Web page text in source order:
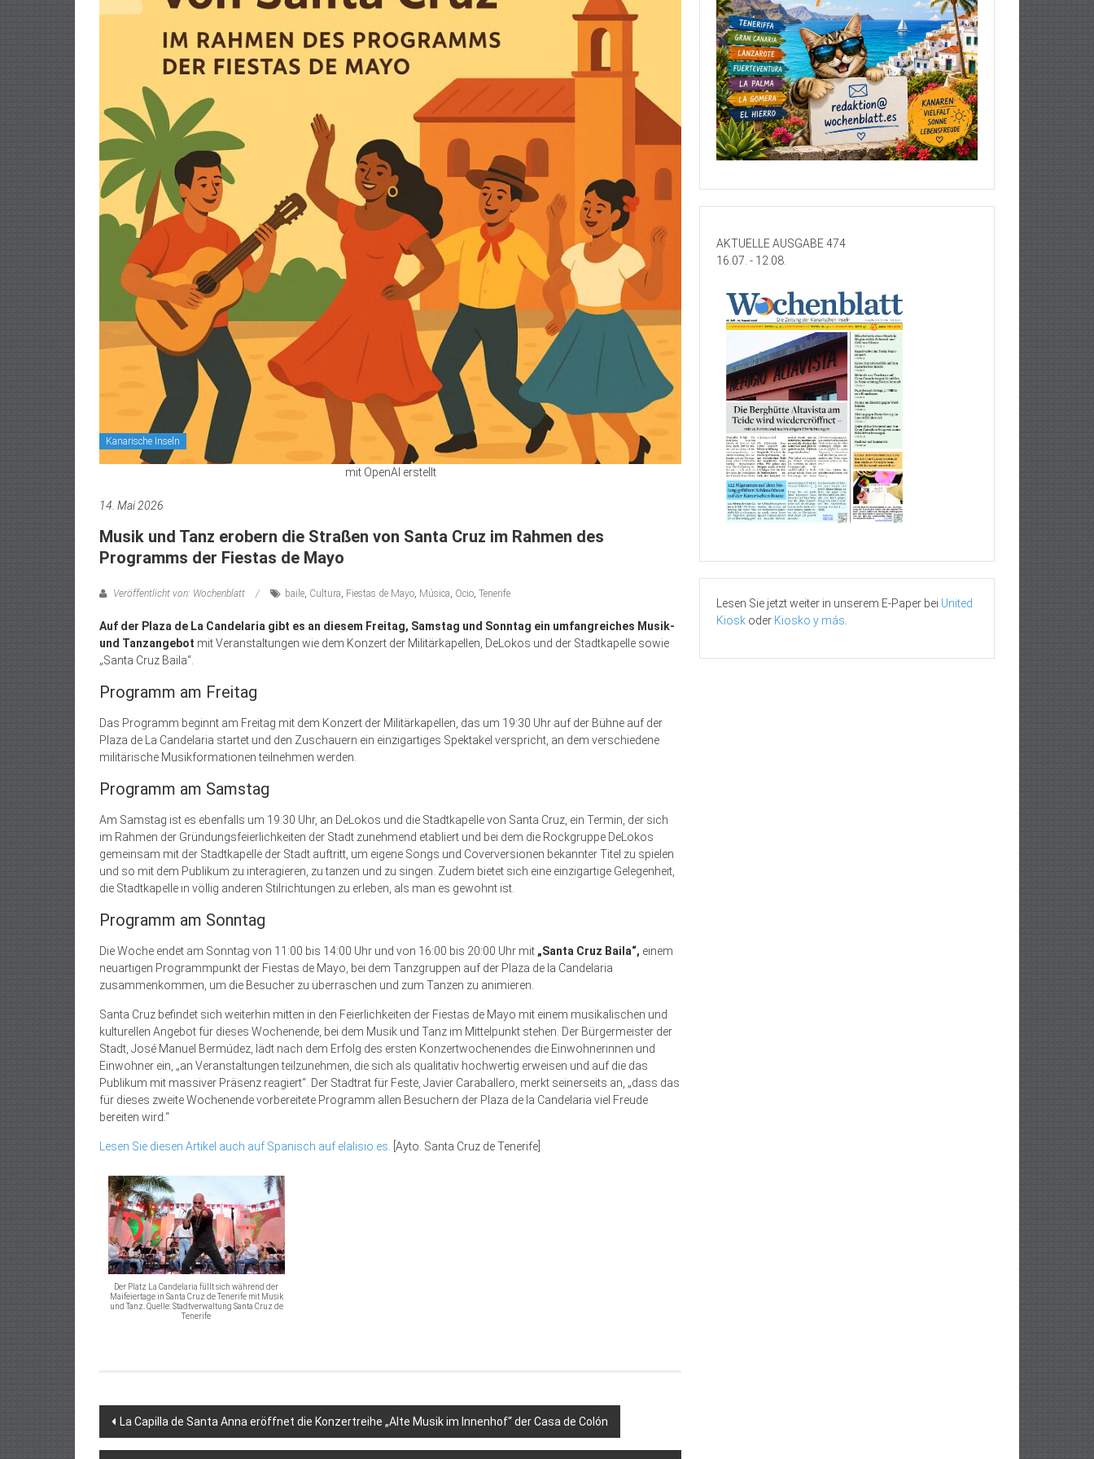
Kanarische Inseln
mit OpenAI erstellt
14. Mai 2026
Musik und Tanz erobern die Straßen von Santa Cruz im Rahmen des
Programms der Fiestas de Mayo
Veröffentlicht von: Wochenblatt baile, Cultura, Fiestas de Mayo, Música, Ocio, Tenerife
Auf der Plaza de La Candelaria gibt es an diesem Freitag, Samstag und Sonntag ein umfangreiches Musik-
und Tanzangebot mit Veranstaltungen wie dem Konzert der Militärkapellen, DeLokos und der Stadtkapelle sowie
„Santa Cruz Baila“.
Programm am Freitag
Das Programm beginnt am Freitag mit dem Konzert der Militärkapellen, das um 19:30 Uhr auf der Bühne auf der
Plaza de La Candelaria startet und den Zuschauern ein einzigartiges Spektakel verspricht, an dem verschiedene
militärische Musikformationen teilnehmen werden.
Programm am Samstag
Am Samstag ist es ebenfalls um 19:30 Uhr, an DeLokos und die Stadtkapelle von Santa Cruz, ein Termin, der sich
im Rahmen der Gründungsfeierlichkeiten der Stadt zunehmend etabliert und bei dem die Rockgruppe DeLokos
gemeinsam mit der Stadtkapelle der Stadt auftritt, um eigene Songs und Coverversionen bekannter Titel zu spielen
und so mit dem Publikum zu interagieren, zu tanzen und zu singen. Zudem bietet sich eine einzigartige Gelegenheit,
die Stadtkapelle in völlig anderen Stilrichtungen zu erleben, als man es gewohnt ist.
Programm am Sonntag
Die Woche endet am Sonntag von 11:00 bis 14:00 Uhr und von 16:00 bis 20:00 Uhr mit „Santa Cruz Baila“, einem
neuartigen Programmpunkt der Fiestas de Mayo, bei dem Tanzgruppen auf der Plaza de la Candelaria
zusammenkommen, um die Besucher zu überraschen und zum Tanzen zu animieren.
Santa Cruz befindet sich weiterhin mitten in den Feierlichkeiten der Fiestas de Mayo mit einem musikalischen und
kulturellen Angebot für dieses Wochenende, bei dem Musik und Tanz im Mittelpunkt stehen. Der Bürgermeister der
Stadt, José Manuel Bermúdez, lädt nach dem Erfolg des ersten Konzertwochenendes die Einwohnerinnen und
Einwohner ein, „an Veranstaltungen teilzunehmen, die sich als qualitativ hochwertig erweisen und auf die das
Publikum mit massiver Präsenz reagiert“. Der Stadtrat für Feste, Javier Caraballero, merkt seinerseits an, „dass das
für dieses zweite Wochenende vorbereitete Programm allen Besuchern der Plaza de la Candelaria viel Freude
bereiten wird.“
Lesen Sie diesen Artikel auch auf Spanisch auf elalisio.es. [Ayto. Santa Cruz de Tenerife]
Der Platz La Candelaria füllt sich während der
Maifeiertage in Santa Cruz de Tenerife mit Musik
und Tanz. Quelle: Stadtverwaltung Santa Cruz de
Tenerife
Beitragsnavigation
La Capilla de Santa Anna eröffnet die Konzertreihe „Alte Musik im Innenhof“ der Casa de Colón
AKTUELLE AUSGABE 474
16.07. - 12.08.
Lesen Sie jetzt weiter in unserem E-Paper bei United
Kiosk oder Kiosko y más